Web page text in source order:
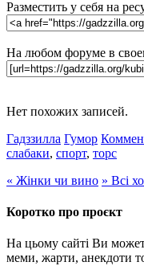
Разместить у себя на
На любом форуме в
Нет похожих записей.
Гадззилла Гумор
слабаки, спорт, торс
« Жінки чи вино » Всі
Коротко про проєкт
На цьому сайті Ви
меми, жарти, анекдоти